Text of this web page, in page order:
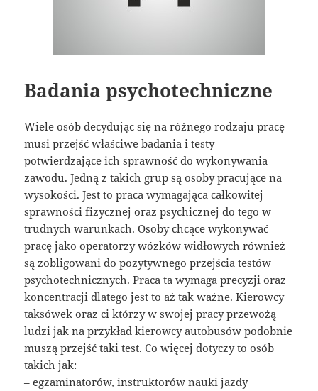
Badania psychotechniczne
Wiele osób decydując się na różnego rodzaju pracę
musi przejść właściwe badania i testy
potwierdzające ich sprawność do wykonywania
zawodu. Jedną z takich grup są osoby pracujące na
wysokości. Jest to praca wymagająca całkowitej
sprawności fizycznej oraz psychicznej do tego w
trudnych warunkach. Osoby chcące wykonywać
pracę jako operatorzy wózków widłowych również
są zobligowani do pozytywnego przejścia testów
psychotechnicznych. Praca ta wymaga precyzji oraz
koncentracji dlatego jest to aż tak ważne. Kierowcy
taksówek oraz ci którzy w swojej pracy przewożą
ludzi jak na przykład kierowcy autobusów podobnie
muszą przejść taki test. Co więcej dotyczy to osób
takich jak:
– egzaminatorów, instruktorów nauki jazdy